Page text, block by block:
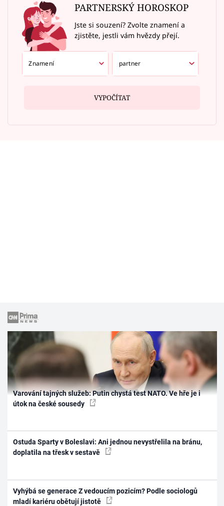
PARTNERSKÝ HOROSKOP
Jste si souzení? Zvolte znamení a
zjistěte, jestli vám hvězdy přejí.
VYPOČÍTAT
Varování tajných služeb: Putin chystá test NATO. Ve hře je i
útok na české sousedy
Ostuda Sparty v Boleslavi: Ani jednou nevystřelila na bránu,
doplatila na třesk v sestavě
Vyhýbá se generace Z vedoucím pozicím? Podle sociologů
mladí kariéru obětují jistotě